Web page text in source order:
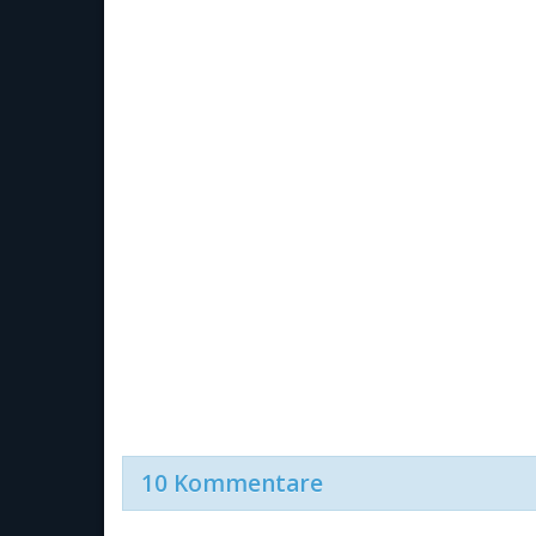
10 Kommentare